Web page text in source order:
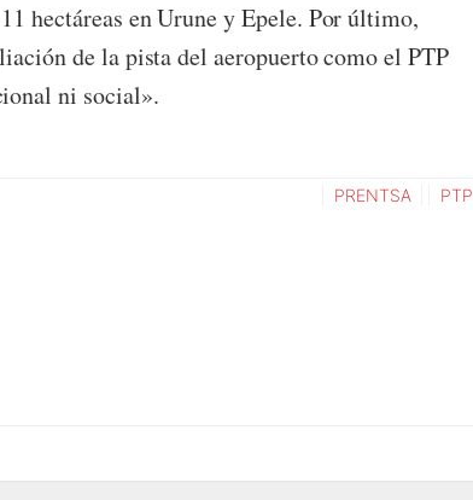
hectáreas en Urune y Epele. Por último,
de la pista del aeropuerto como el PTP
ni social».
PRENTSA PTP